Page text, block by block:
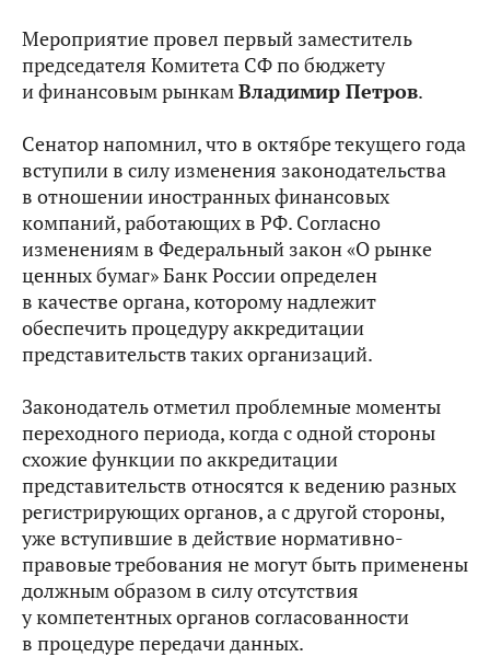
Мероприятие провел первый заместитель
председателя Комитета СФ по бюджету
и финансовым рынкамВладимир Петров.
Сенатор напомнил, что в октябре текущего года
вступили в силу изменения законодательства
в отношении иностранных финансовых
компаний, работающих в РФ. Согласно
изменениям в Федеральный закон «О рынке
ценных бумаг» Банк России определен
в качестве органа, которому надлежит
обеспечить процедуру аккредитации
представительств таких организаций.
Законодатель отметил проблемные моменты
переходного периода, когда с одной стороны
схожие функции по аккредитации
представительств относятся к ведению разных
регистрирующих органов, а с другой стороны,
уже вступившие в действие нормативно-
правовые требования не могут быть применены
должным образом в силу отсутствия
у компетентных органов согласованности
в процедуре передачи данных.